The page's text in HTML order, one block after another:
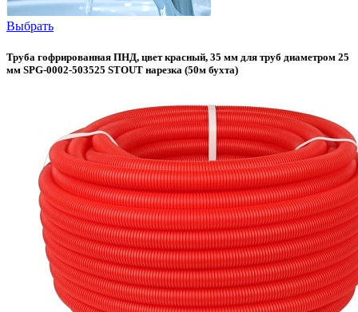
Выбрать
Труба гофрированная ПНД, цвет красный, 35 мм для труб диаметром 25
мм SPG-0002-503525 STOUT нарезка (50м бухта)